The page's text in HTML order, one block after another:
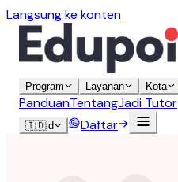
Langsung ke konten
Program Layanan Kota
PanduanTentangJadi Tutor
🇮🇩id Daftar